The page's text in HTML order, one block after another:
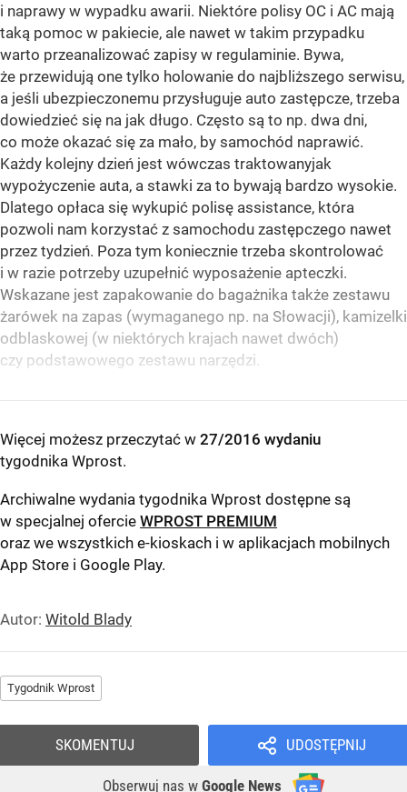
i naprawy w wypadku awarii. Niektóre polisy OC i AC mają
taką pomoc w pakiecie, ale nawet w takim przypadku
warto przeanalizować zapisy w regulaminie. Bywa,
że przewidują one tylko holowanie do najbliższego serwisu,
a jeśli ubezpieczonemu przysługuje auto zastępcze, trzeba
dowiedzieć się na jak długo. Często są to np. dwa dni,
co może okazać się za mało, by samochód naprawić.
Każdy kolejny dzień jest wówczas traktowanyjak
wypożyczenie auta, a stawki za to bywają bardzo wysokie.
Dlatego opłaca się wykupić polisę assistance, która
pozwoli nam korzystać z samochodu zastępczego nawet
przez tydzień. Poza tym koniecznie trzeba skontrolować
i w razie potrzeby uzupełnić wyposażenie apteczki.
Wskazane jest zapakowanie do bagażnika także zestawu
żarówek na zapas (wymaganego np. na Słowacji), kamizelki
odblaskowej (w niektórych krajach nawet dwóch)
czy podstawowego zestawu narzędzi.
Więcej możesz przeczytać w 27/2016 wydaniu
tygodnika Wprost.
Archiwalne wydania tygodnika Wprost dostępne są
w specjalnej ofercie WPROST PREMIUM
oraz we wszystkich e-kioskach i w aplikacjach mobilnych
App Store i Google Play.
Autor: Witold Blady
Tygodnik Wprost
UDOSTĘPNIJ
Obserwuj nas w Google News
SKOMENTUJ